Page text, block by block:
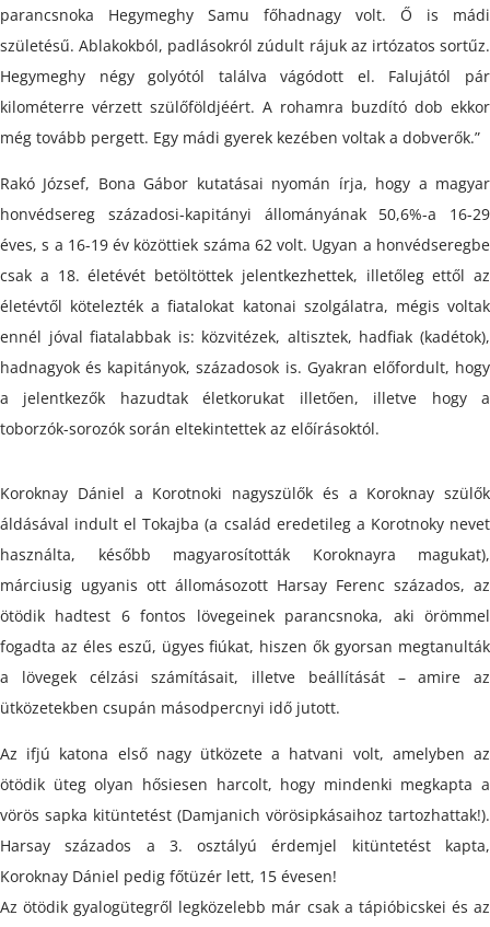
parancsnoka Hegymeghy Samu főhadnagy volt. Ő is mádi
születésű. Ablakokból, padlásokról zúdult rájuk az irtózatos sortűz.
Hegymeghy négy golyótól találva vágódott el. Falujától pár
kilométerre vérzett szülőföldjéért. A rohamra buzdító dob ekkor
még tovább pergett. Egy mádi gyerek kezében voltak a dobverők.”
Rakó József, Bona Gábor kutatásai nyomán írja, hogy a magyar
honvédsereg századosi-kapitányi állományának 50,6%-a 16-29
éves, s a 16-19 év közöttiek száma 62 volt. Ugyan a honvédseregbe
csak a 18. életévét betöltöttek jelentkezhettek, illetőleg ettől az
életévtől kötelezték a fiatalokat katonai szolgálatra, mégis voltak
ennél jóval fiatalabbak is: közvitézek, altisztek, hadfiak (kadétok),
hadnagyok és kapitányok, századosok is. Gyakran előfordult, hogy
a jelentkezők hazudtak életkorukat illetően, illetve hogy a
toborzók-sorozók során eltekintettek az előírásoktól.
Koroknay Dániel a Korotnoki nagyszülők és a Koroknay szülők
áldásával indult el Tokajba (a család eredetileg a Korotnoky nevet
használta, később magyarosították Koroknayra magukat),
márciusig ugyanis ott állomásozott Harsay Ferenc százados, az
ötödik hadtest 6 fontos lövegeinek parancsnoka, aki örömmel
fogadta az éles eszű, ügyes fiúkat, hiszen ők gyorsan megtanulták
a lövegek célzási számításait, illetve beállítását – amire az
ütközetekben csupán másodpercnyi idő jutott.
Az ifjú katona első nagy ütközete a hatvani volt, amelyben az
ötödik üteg olyan hősiesen harcolt, hogy mindenki megkapta a
vörös sapka kitüntetést (Damjanich vörösipkásaihoz tartozhattak!).
Harsay százados a 3. osztályú érdemjel kitüntetést kapta,
Koroknay Dániel pedig főtüzér lett, 15 évesen!
Az ötödik gyalogütegről legközelebb már csak a tápióbicskei és az